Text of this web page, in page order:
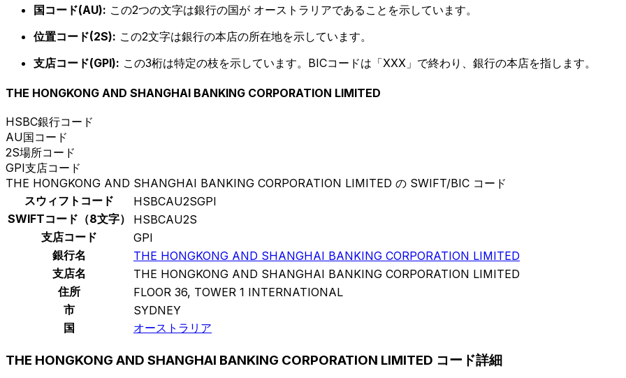
国コード(AU): この2つの文字は銀行の国が オーストラリアであることを示しています。
位置コード(2S): この2文字は銀行の本店の所在地を示しています。
支店コード(GPI): この3桁は特定の枝を示しています。BICコードは「XXX」で終わり、銀行の本店を指します。
THE HONGKONG AND SHANGHAI BANKING CORPORATION LIMITED
HSBC銀行コード
AU国コード
2S場所コード
GPI支店コード
THE HONGKONG AND SHANGHAI BANKING CORPORATION LIMITED の SWIFT/BIC コード
スウィフトコード
HSBCAU2SGPI
SWIFTコード（8文字）
HSBCAU2S
支店コード
GPI
銀行名
THE HONGKONG AND SHANGHAI BANKING CORPORATION LIMITED
支店名
THE HONGKONG AND SHANGHAI BANKING CORPORATION LIMITED
住所
FLOOR 36, TOWER 1 INTERNATIONAL
市
SYDNEY
国
オーストラリア
THE HONGKONG AND SHANGHAI BANKING CORPORATION LIMITED コード詳細